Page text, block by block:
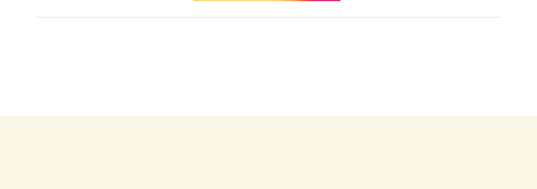
Stadtteilhaus um 19:00 Uhr